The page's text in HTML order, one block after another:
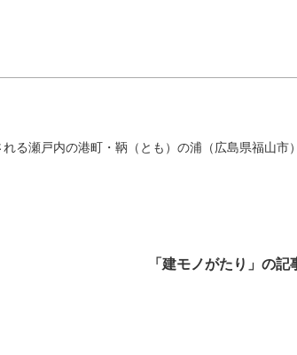
る瀬戸内の港町・鞆（とも）の浦（広島県福山市
「建モノがたり」の記